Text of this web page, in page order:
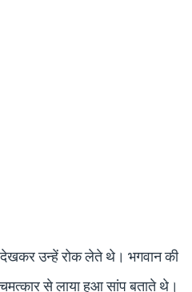
देखकर उन्हें रोक लेते थे। भगवान की
से लाया हुआ सांप बताते थे।